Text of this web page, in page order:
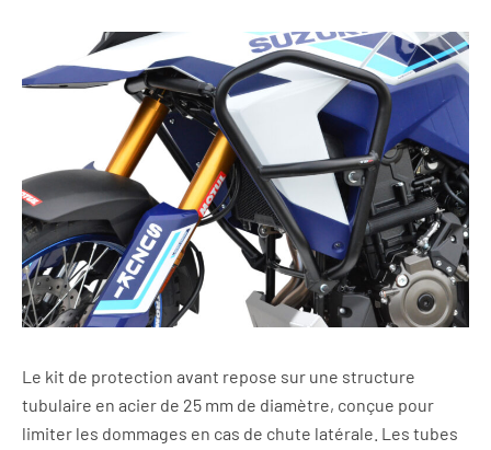
Le kit de protection avant repose sur une structure
tubulaire en acier de 25 mm de diamètre, conçue pour
limiter les dommages en cas de chute latérale. Les tubes